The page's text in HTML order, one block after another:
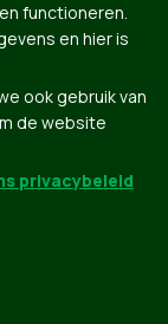
functioneren.
en hier is
ook gebruik van
de website
privacybeleid